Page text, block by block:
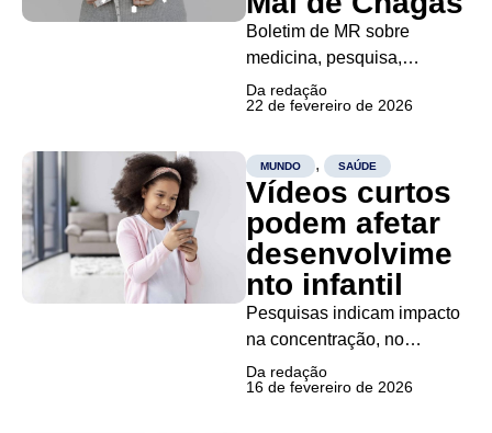
societária que...
Boletim de MR sobre
medicina, pesquisa,
inovação, saúde mental,
negócios e políticas
ineficiente Uma revisão de
pesquisa aponta que a dieta
de jejum intermitente não é
mais eficaz para perda de
peso do que as dietas
convencionais....
Da redação
22 de fevereiro de 2026
MUNDO , SAÚDE
Vídeos curtos
podem afetar
desenvolvime
nto infantil
Pesquisas indicam impacto
na concentração, no
desempenho escolar e na
saúde emocional de
Da redação
16 de fevereiro de 2026